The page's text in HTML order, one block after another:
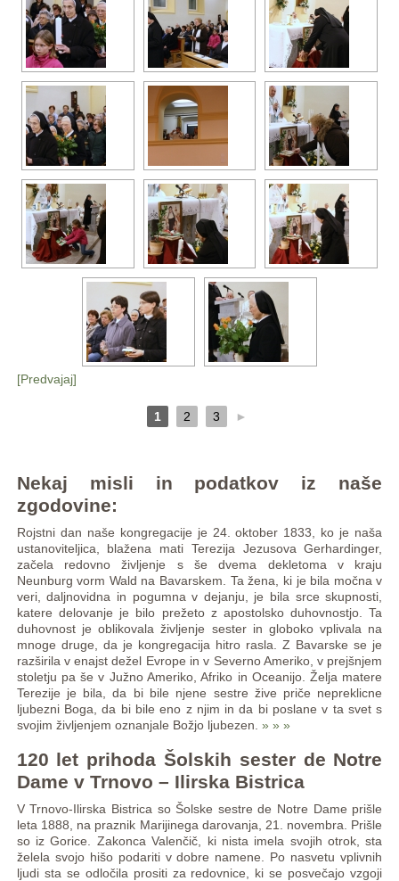
[Predvajaj]
1 2 3 ►
Nekaj misli in podatkov iz naše
zgodovine:
Rojstni dan naše kongregacije je 24. oktober 1833, ko je naša
ustanoviteljica, blažena mati Terezija Jezusova Gerhardinger,
začela redovno življenje s še dvema dekletoma v kraju
Neunburg vorm Wald na Bavarskem. Ta žena, ki je bila močna v
veri, daljnovidna in pogumna v dejanju, je bila srce skupnosti,
katere delovanje je bilo prežeto z apostolsko duhovnostjo. Ta
duhovnost je oblikovala življenje sester in globoko vplivala na
mnoge druge, da je kongregacija hitro rasla. Z Bavarske se je
razširila v enajst dežel Evrope in v Severno Ameriko, v prejšnjem
stoletju pa še v Južno Ameriko, Afriko in Oceanijo. Želja matere
Terezije je bila, da bi bile njene sestre žive priče nepreklicne
ljubezni Boga, da bi bile eno z njim in da bi poslane v ta svet s
svojim življenjem oznanjale Božjo ljubezen. » » »
120 let prihoda Šolskih sester de Notre
Dame v Trnovo – Ilirska Bistrica
V Trnovo-Ilirska Bistrica so Šolske sestre de Notre Dame prišle
leta 1888, na praznik Marijinega darovanja, 21. novembra. Prišle
so iz Gorice. Zakonca Valenčič, ki nista imela svojih otrok, sta
želela svojo hišo podariti v dobre namene. Po nasvetu vplivnih
ljudi sta se odločila prositi za redovnice, ki se posvečajo vzgoji